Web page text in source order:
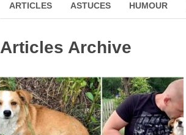
ARTICLES ASTUCES HUMOUR
Articles Archive